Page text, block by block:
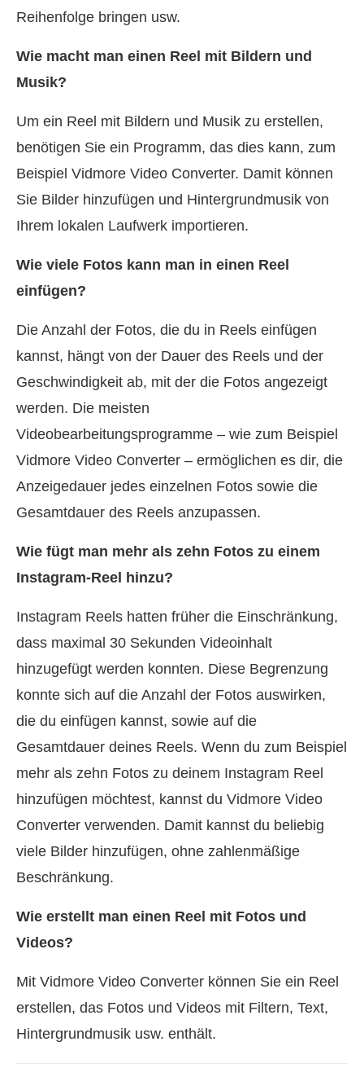
Reihenfolge bringen usw.
Wie macht man einen Reel mit Bildern und
Musik?
Um ein Reel mit Bildern und Musik zu erstellen,
benötigen Sie ein Programm, das dies kann, zum
Beispiel Vidmore Video Converter. Damit können
Sie Bilder hinzufügen und Hintergrundmusik von
Ihrem lokalen Laufwerk importieren.
Wie viele Fotos kann man in einen Reel
einfügen?
Die Anzahl der Fotos, die du in Reels einfügen
kannst, hängt von der Dauer des Reels und der
Geschwindigkeit ab, mit der die Fotos angezeigt
werden. Die meisten
Videobearbeitungsprogramme – wie zum Beispiel
Vidmore Video Converter – ermöglichen es dir, die
Anzeigedauer jedes einzelnen Fotos sowie die
Gesamtdauer des Reels anzupassen.
Wie fügt man mehr als zehn Fotos zu einem
Instagram‑Reel hinzu?
Instagram Reels hatten früher die Einschränkung,
dass maximal 30 Sekunden Videoinhalt
hinzugefügt werden konnten. Diese Begrenzung
konnte sich auf die Anzahl der Fotos auswirken,
die du einfügen kannst, sowie auf die
Gesamtdauer deines Reels. Wenn du zum Beispiel
mehr als zehn Fotos zu deinem Instagram Reel
hinzufügen möchtest, kannst du Vidmore Video
Converter verwenden. Damit kannst du beliebig
viele Bilder hinzufügen, ohne zahlenmäßige
Beschränkung.
Wie erstellt man einen Reel mit Fotos und
Videos?
Mit Vidmore Video Converter können Sie ein Reel
erstellen, das Fotos und Videos mit Filtern, Text,
Hintergrundmusik usw. enthält.